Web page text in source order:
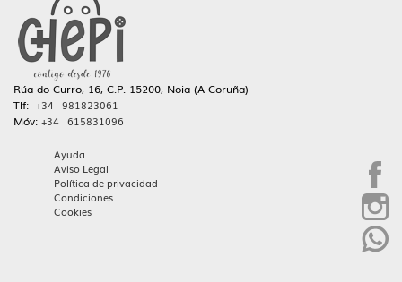
Rúa do Curro, 16, C.P. 15200, Noia (A Coruña)
Tlf: +34 981823061
Móv: +34 615831096
Ayuda
Aviso Legal
Política de privacidad
Condiciones
Cookies